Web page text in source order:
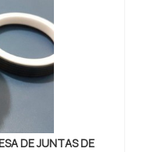
DE JUNTAS DE